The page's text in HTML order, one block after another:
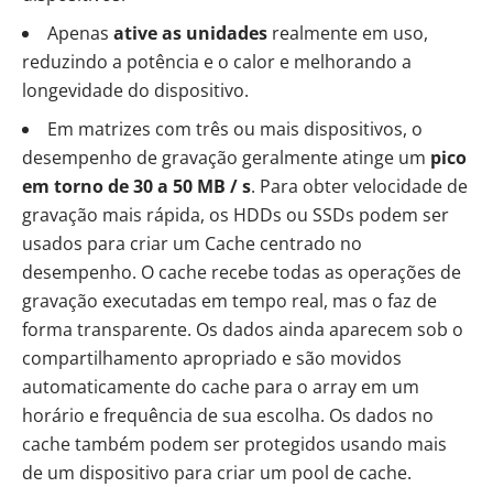
Apenas ative as unidades realmente em uso,
reduzindo a potência e o calor e melhorando a
longevidade do dispositivo.
Em matrizes com três ou mais dispositivos, o
desempenho de gravação geralmente atinge um pico
em torno de 30 a 50 MB / s. Para obter velocidade de
gravação mais rápida, os HDDs ou SSDs podem ser
usados para criar um Cache centrado no
desempenho. O cache recebe todas as operações de
gravação executadas em tempo real, mas o faz de
forma transparente. Os dados ainda aparecem sob o
compartilhamento apropriado e são movidos
automaticamente do cache para o array em um
horário e frequência de sua escolha. Os dados no
cache também podem ser protegidos usando mais
de um dispositivo para criar um pool de cache.